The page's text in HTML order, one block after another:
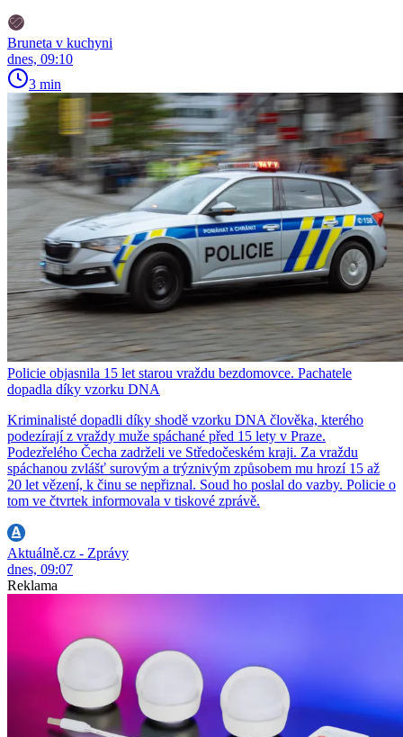
Bruneta v kuchyni
dnes, 09:10
3 min
Policie objasnila 15 let starou vraždu bezdomovce. Pachatele
dopadla díky vzorku DNA
Kriminalisté dopadli díky shodě vzorku DNA člověka, kterého
podezírají z vraždy muže spáchané před 15 lety v Praze.
Podezřelého Čecha zadrželi ve Středočeském kraji. Za vraždu
spáchanou zvlášť surovým a trýznivým způsobem mu hrozí 15 až
20 let vězení, k činu se nepřiznal. Soud ho poslal do vazby. Policie o
tom ve čtvrtek informovala v tiskové zprávě.
Aktuálně.cz - Zprávy
dnes, 09:07
Reklama